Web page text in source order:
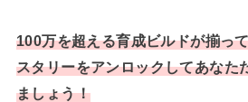
100万を超える育成ビルドが揃っ
スタリーをアンロックしてあなた
ましょう！